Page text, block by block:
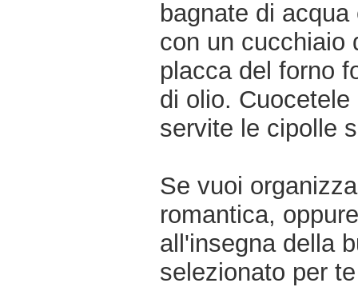
bagnate di
con un cucchiaio
placca del forno
di olio.
servite le cipolle
Se vuoi
romantica,
all'insegna della
selezionato per